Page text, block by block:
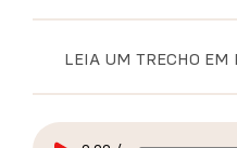
LEIA UM TRECHO EM